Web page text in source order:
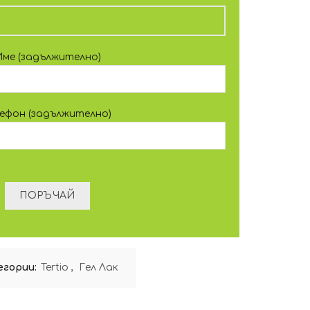
(задължително)
(задължително)
Tertio , Гел Лак